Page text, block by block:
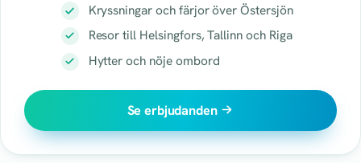
Kryssningar och färjor över Östersjön
Resor till Helsingfors, Tallinn och Riga
Hytter och nöje ombord
Se erbjudanden